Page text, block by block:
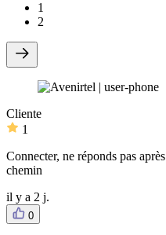
1
2
Cliente
1
Connecter, ne réponds pas
chemin
il y a 2 j.
0